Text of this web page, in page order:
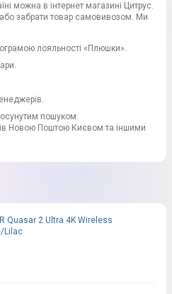
можна в інтернет магазині Цитрус.
забрати товар самовивозом. Ми
лояльності «Плюшки».
пошуком.
Новою Поштою Києвом та іншими
Quasar 2 Ultra 4K Wireless
Lilac